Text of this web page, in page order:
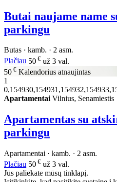
Butai naujame name
parkingu
Butas · kamb. · 2 asm.
Plačiau 50 € už 3 val.
50 € Kalendorius atnaujintas
1
Apartamentai Vilnius, Senamiestis
Apartamentas su
parkingu
Apartamentai · kamb. · 2 asm.
Plačiau 50 € už 3 val.
Jūs paliekate mūsų tinklapį.